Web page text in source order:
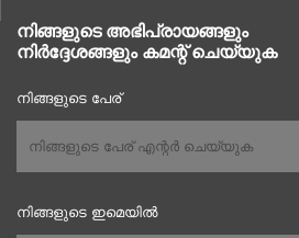
നിങ്ങളുടെ അഭിപ്രായങ്ങളും
നിർദ്ദേശങ്ങളും കമന്റ് ചെയ്യുക
നിങ്ങളുടെ പേര്
നിങ്ങളുടെ ഇമെയിൽ